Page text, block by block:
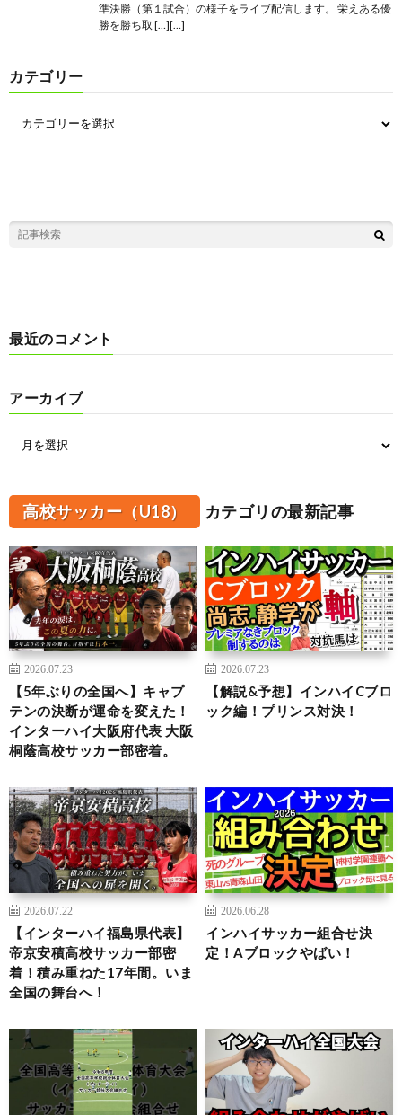
準決勝（第１試合）の様子をライブ配信します。 栄えある優
勝を勝ち取 […][…]
カテゴリー
最近のコメント
アーカイブ
高校サッカー（U18） カテゴリの最新記事
2026.07.23
【5年ぶりの全国へ】キャプ
テンの決断が運命を変えた！
インターハイ大阪府代表 大阪
桐蔭高校サッカー部密着。
2026.07.23
【解説&予想】インハイCブロ
ック編！プリンス対決！
2026.07.22
【インターハイ福島県代表】
帝京安積高校サッカー部密
着！積み重ねた17年間。いま
全国の舞台へ！
2026.06.28
インハイサッカー組合せ決
定！Aブロックやばい！